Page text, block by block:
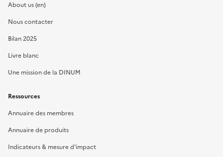
About us (en)
Nous contacter
Bilan 2025
Livre blanc
Une mission de la DINUM
Ressources
Annuaire des membres
Annuaire de produits
Indicateurs & mesure d'impact